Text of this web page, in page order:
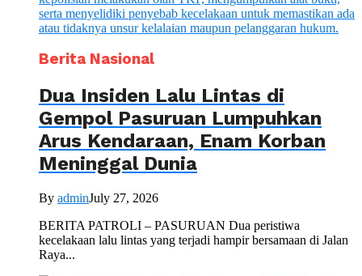
Berita Nasional
Dua Insiden Lalu Lintas di
Gempol Pasuruan Lumpuhkan
Arus Kendaraan, Enam Korban
Meninggal Dunia
By adminJuly 27, 2026
BERITA PATROLI – PASURUAN Dua peristiwa
kecelakaan lalu lintas yang terjadi hampir bersamaan di Jalan
Raya...